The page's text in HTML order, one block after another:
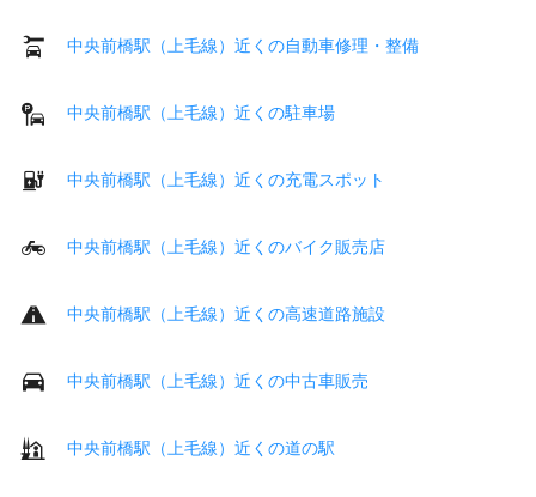
中央前橋駅（上毛線）近くの自動車修理・整備
中央前橋駅（上毛線）近くの駐車場
中央前橋駅（上毛線）近くの充電スポット
中央前橋駅（上毛線）近くのバイク販売店
中央前橋駅（上毛線）近くの高速道路施設
中央前橋駅（上毛線）近くの中古車販売
中央前橋駅（上毛線）近くの道の駅